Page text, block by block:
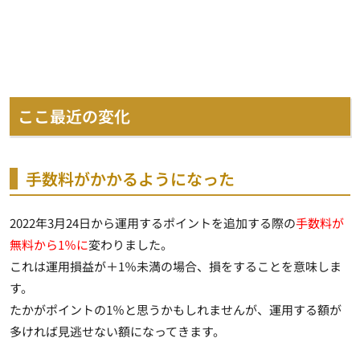
ここ最近の変化
手数料がかかるようになった
2022年3月24日から運用するポイントを追加する際の手数料が
無料から1％に変わりました。
これは運用損益が＋1％未満の場合、損をすることを意味しま
す。
たかがポイントの1％と思うかもしれませんが、運用する額が
多ければ見逃せない額になってきます。